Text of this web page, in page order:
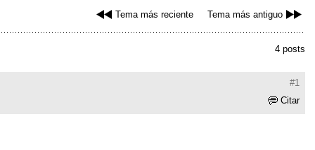
Tema más reciente Tema más antiguo
4 posts
#1
Citar